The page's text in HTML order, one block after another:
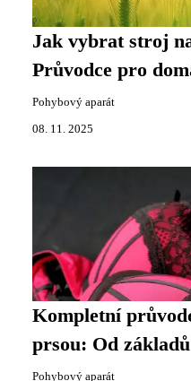
Jak vybrat stroj
Průvodce pro
Pohybový aparát
08. 11. 2025
Kompletní
prsou: Od
Pohybový aparát